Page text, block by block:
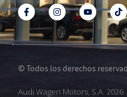
© Todos los derechos
Audi Wagen Motors, S.A. 2026